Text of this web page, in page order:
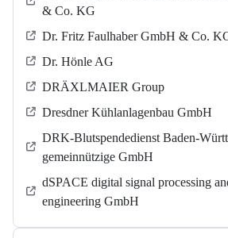
& Co. KG
Dr. Fritz Faulhaber GmbH & Co.
Dr. Hönle AG
DRÄXLMAIER Group
Dresdner Kühlanlagenbau GmbH
DRK-Blutspendedienst Baden-
gemeinnützige GmbH
dSPACE digital signal processing
engineering GmbH